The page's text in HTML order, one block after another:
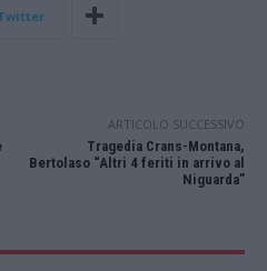
ARTICOLO SUCCESSIVO
Tragedia Crans-Montana,
Bertolaso “Altri 4 feriti in arrivo al
Niguarda”